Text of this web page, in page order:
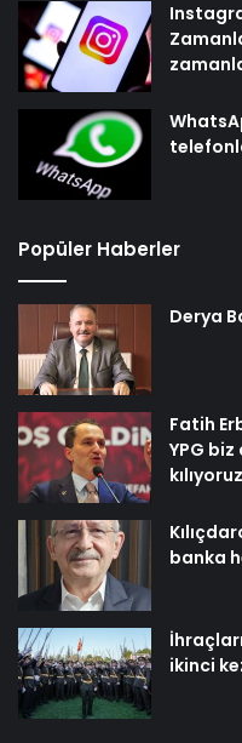
Popüler Haberler
Derya
Fatih
YPG
kılıyoruz
banka
ikinci